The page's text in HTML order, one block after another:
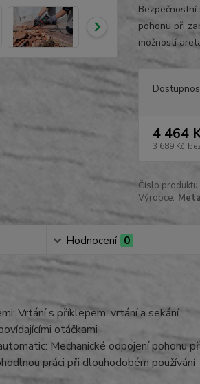
pohonu při
možností
4 464
3 689 Kč
Číslo produktu:
Výrobce:
Hodnocení 0
Vrtání s příklepem, vrtání a sekání
otáčkami
Mechanické odpojení pohonu
práci při dlouhodobém používání